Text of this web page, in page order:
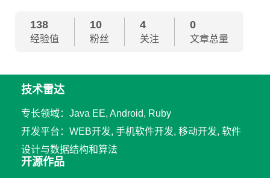
138
经验值
10
粉丝
4
关注
0
文章总量
技术雷达
专长领域：Java EE, Android, Ruby
开发平台：WEB开发, 手机软件开发, 移动开发, 软件
设计与数据结构和算法
开源作品